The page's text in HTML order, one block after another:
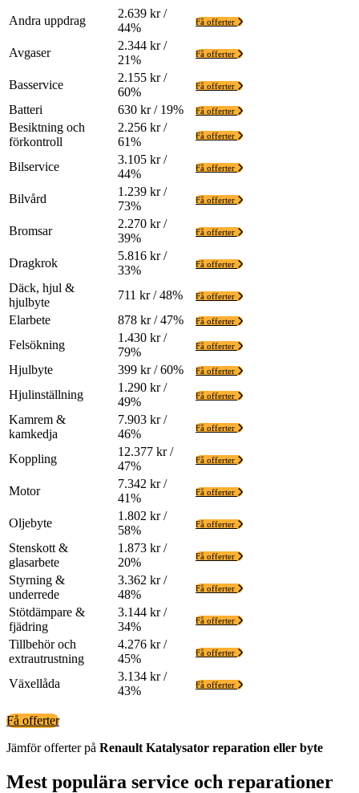
Andra uppdrag
2.639 kr /
44%
Få offerter
Avgaser
2.344 kr /
21%
Få offerter
Basservice
2.155 kr /
60%
Få offerter
Batteri 630 kr / 19% Få offerter
Besiktning och
förkontroll
2.256 kr /
61%
Få offerter
Bilservice
3.105 kr /
44%
Få offerter
Bilvård
1.239 kr /
73%
Få offerter
Bromsar
2.270 kr /
39%
Få offerter
Dragkrok
5.816 kr /
33%
Få offerter
Däck, hjul &
hjulbyte
711 kr / 48% Få offerter
Elarbete 878 kr / 47% Få offerter
Felsökning
1.430 kr /
79%
Få offerter
Hjulbyte 399 kr / 60% Få offerter
Hjulinställning
1.290 kr /
49%
Få offerter
Kamrem &
kamkedja
7.903 kr /
46%
Få offerter
Koppling
12.377 kr /
47%
Få offerter
Motor
7.342 kr /
41%
Få offerter
Oljebyte
1.802 kr /
58%
Få offerter
Stenskott &
glasarbete
1.873 kr /
20%
Få offerter
Styrning &
underrede
3.362 kr /
48%
Få offerter
Stötdämpare &
fjädring
3.144 kr /
34%
Få offerter
Tillbehör och
extrautrustning
4.276 kr /
45%
Få offerter
Växellåda
3.134 kr /
43%
Få offerter
Få offerter
Jämför offerter på Renault Katalysator reparation eller byte
Mest populära service och reparationer